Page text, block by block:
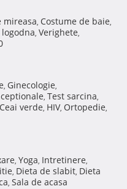
mireasa, Costume de baie,
, Verighete,
, Ginecologie,
, Test sarcina,
Ceai verde, HIV, Ortopedie,
, Yoga, Intretinere,
, Dieta de slabit, Dieta
, Sala de acasa